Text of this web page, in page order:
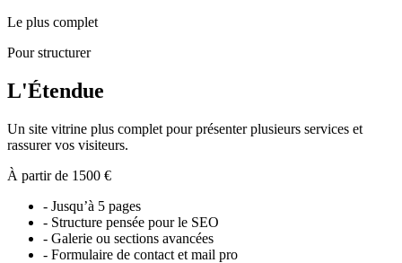
Le plus complet
Pour structurer
L'Étendue
Un site vitrine plus complet pour présenter plusieurs services et
rassurer vos visiteurs.
À partir de 1500 €
- Jusqu’à 5 pages
- Structure pensée pour le SEO
- Galerie ou sections avancées
- Formulaire de contact et mail pro